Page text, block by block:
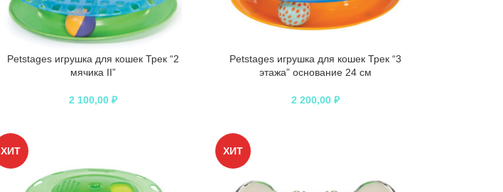
Petstages игрушка для кошек Трек “2
мячика II”
2 100,00₽
Petstages игрушка для кошек Трек “3
этажа” основание 24 см
2 200,00₽
ХИТ ХИТ